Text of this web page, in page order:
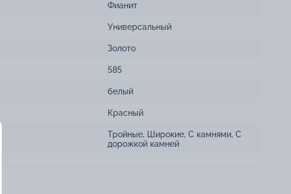
Фианит
Универсальный
Золото
585
белый
Красный
Тройные, Широкие, С камнями, С
дорожкой камней